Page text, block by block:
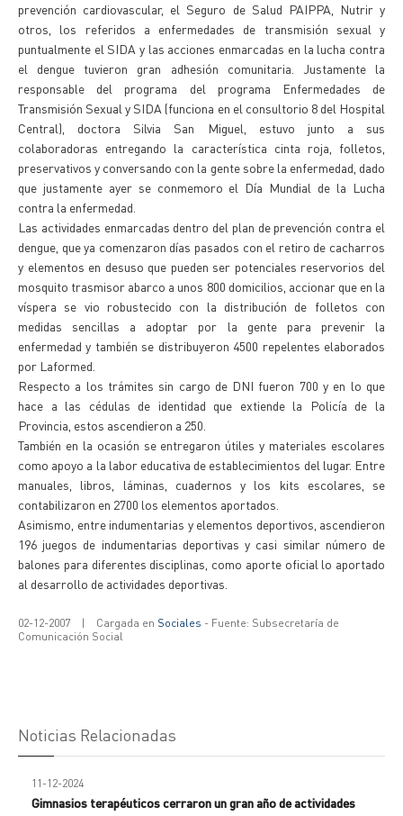
prevención cardiovascular, el Seguro de Salud PAIPPA, Nutrir y
otros, los referidos a enfermedades de transmisión sexual y
puntualmente el SIDA y las acciones enmarcadas en la lucha contra
el dengue tuvieron gran adhesión comunitaria. Justamente la
responsable del programa del programa Enfermedades de
Transmisión Sexual y SIDA (funciona en el consultorio 8 del Hospital
Central), doctora Silvia San Miguel, estuvo junto a sus
colaboradoras entregando la característica cinta roja, folletos,
preservativos y conversando con la gente sobre la enfermedad, dado
que justamente ayer se conmemoro el Día Mundial de la Lucha
contra la enfermedad.
Las actividades enmarcadas dentro del plan de prevención contra el
dengue, que ya comenzaron días pasados con el retiro de cacharros
y elementos en desuso que pueden ser potenciales reservorios del
mosquito trasmisor abarco a unos 800 domicilios, accionar que en la
víspera se vio robustecido con la distribución de folletos con
medidas sencillas a adoptar por la gente para prevenir la
enfermedad y también se distribuyeron 4500 repelentes elaborados
por Laformed.
Respecto a los trámites sin cargo de DNI fueron 700 y en lo que
hace a las cédulas de identidad que extiende la Policía de la
Provincia, estos ascendieron a 250.
También en la ocasión se entregaron útiles y materiales escolares
como apoyo a la labor educativa de establecimientos del lugar. Entre
manuales, libros, láminas, cuadernos y los kits escolares, se
contabilizaron en 2700 los elementos aportados.
Asimismo, entre indumentarias y elementos deportivos, ascendieron
196 juegos de indumentarias deportivas y casi similar número de
balones para diferentes disciplinas, como aporte oficial lo aportado
al desarrollo de actividades deportivas.
02-12-2007 | Cargada en Sociales - Fuente: Subsecretaría de
Comunicación Social
Noticias Relacionadas
11-12-2024
Gimnasios terapéuticos cerraron un gran año de actividades